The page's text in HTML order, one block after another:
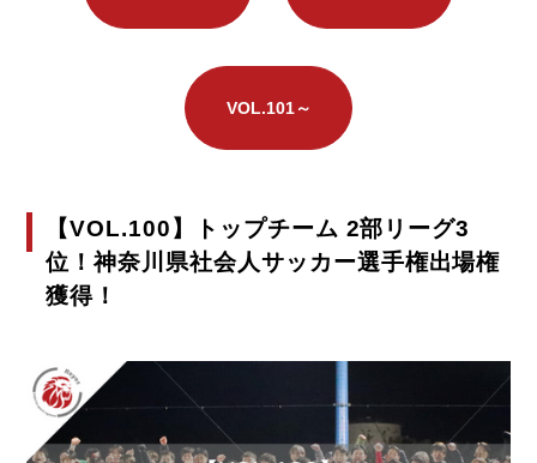
VOL.101～
【VOL.100】
トップチーム 2部リーグ3
位！神奈川県社会人サッカー選手権出場権
獲得！